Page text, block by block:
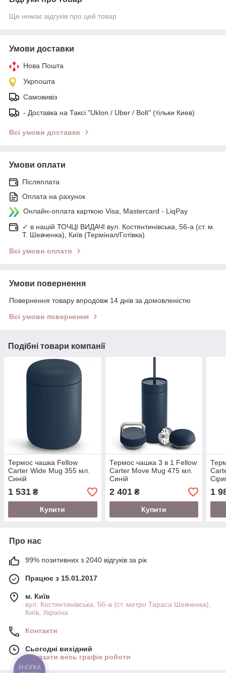
Ще немає відгуків про цей товар
Умови доставки
Нова Пошта
Укрпошта
Самовивіз
- Доставка на Таксі "Uklon / Uber / Bolt" (тільки Киев)
Всі умови доставки
Умови оплати
Післяплата
Оплата на рахунок
Онлайн-оплата карткою Visa, Mastercard - LiqPay
✓ в нашій ТОЧЦІ ВИДАЧІ вул. Костянтинівська, 56-а (ст. м.
Т. Шевченка), Київ (Термінал/Готівка)
Всі умови оплати
Умови повернення
Повернення товару впродовж 14 днів за домовленістю
Всі умови повернення
Подібні товари компанії
Термос чашка Fellow
Carter Wide Mug 355 мл.
Синій
1 531 ₴
Купити
Термос чашка 3 в 1 Fellow
Carter Move Mug 475 мл.
Синій
2 401₴
Купити
1
Про нас
99% позитивних з 2040 відгуків за рік
Працює з 15.01.2017
м. Київ
вул. Костянтинівська, 56-а (ст. метро Тараса Шевченка),
Київ, Україна
Контакти
Сьогодні вихідний
Показати весь графік роботи
КНОПКА